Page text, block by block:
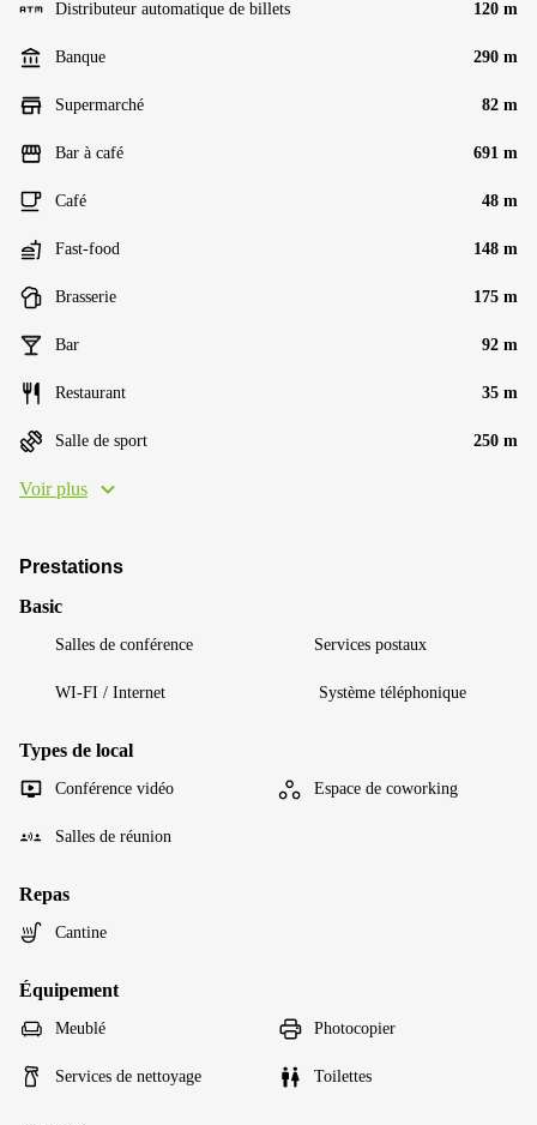
Distributeur automatique de billets 120 m
Banque 290 m
Supermarché 82 m
Bar à café 691 m
Café 48 m
Fast-food 148 m
Brasserie 175 m
Bar 92 m
Restaurant 35 m
Salle de sport 250 m
Voir plus
Prestations
Basic
Salles de conférence Services postaux
WI-FI / Internet Système téléphonique
Types de local
Conférence vidéo Espace de coworking
Salles de réunion
Repas
Cantine
Équipement
Meublé Photocopier
Services de nettoyage Toilettes